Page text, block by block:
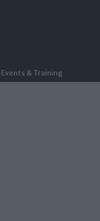
Events & Training